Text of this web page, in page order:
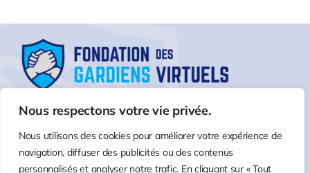
Nous respectons votre vie privée.
Nous utilisons des cookies pour améliorer votre expérience de
navigation, diffuser des publicités ou des contenus
personnalisés et analyser notre trafic. En cliquant sur « Tout